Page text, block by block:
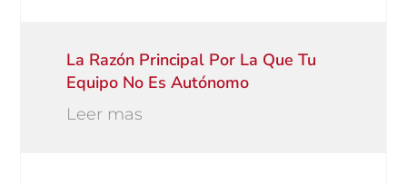
La Razón Principal Por La Que Tu
Equipo No Es Autónomo
Leer mas